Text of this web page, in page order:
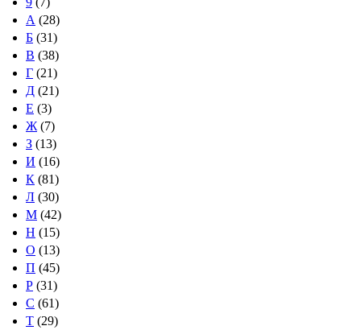
А (28)
Б (31)
В (38)
Г (21)
Д (21)
Е (3)
Ж (7)
З (13)
И (16)
К (81)
Л (30)
М (42)
Н (15)
О (13)
П (45)
Р (31)
С (61)
Т (29)